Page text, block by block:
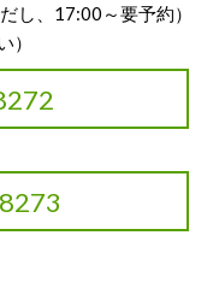
し、17:00～要予約）
）